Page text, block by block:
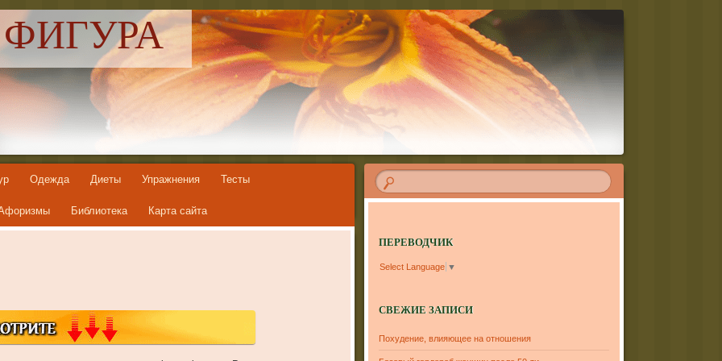
Одежда Диеты Упражнения Тесты
Библиотека Карта сайта
ПЕРЕВОДЧИК
Select Language ▼
СВЕЖИЕ ЗАПИСИ
Похудение, влияющее на отношения